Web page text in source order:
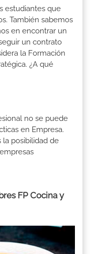
estudiantes que
También sabemos
en encontrar un
un contrato
la Formación
¿A qué
no se puede
en Empresa.
la posibilidad de
FP Cocina y